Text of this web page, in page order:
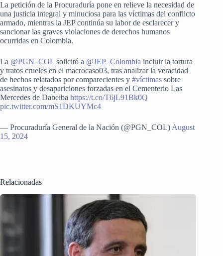
La petición de la Procuraduría pone en relieve la necesidad de
una justicia integral y minuciosa para las víctimas del conflicto
armado, mientras la JEP continúa su labor de esclarecer y
sancionar las graves violaciones de derechos humanos
ocurridas en Colombia.
La @PGN_COL solicitó a @JEP_Colombia incluir la tortura
y tratos crueles en el macrocaso03, tras analizar la veracidad
de hechos relatados por comparecientes y #víctimas sobre
asesinatos y desapariciones forzadas en el Cementerio Las
Mercedes de Dabeiba https://t.co/T6jL91Bk0Q
pic.twitter.com/mS1DKUYMc4
— Procuraduría General de la Nación (@PGN_COL) August
15, 2024
Relacionadas